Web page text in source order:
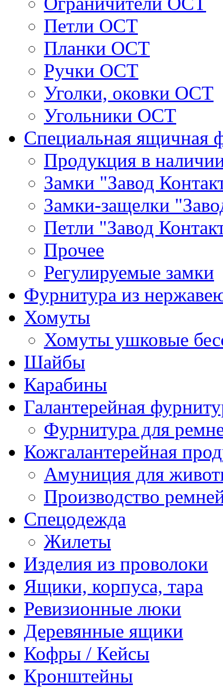
Петли ОСТ
Планки ОСТ
Ручки ОСТ
Уголки, оковки ОСТ
Угольники ОСТ
Специальная ящичная
Продукция в
Замки "Завод
Замки-защелки
Петли "Завод
Прочее
Регулируемые замки
Фурнитура из
Хомуты
Хомуты ушковые
Шайбы
Карабины
Галантерейная
Фурнитура для
Кожгалантерейная
Амуниция для
Производство
Спецодежда
Жилеты
Изделия из проволоки
Ящики, корпуса, тара
Ревизионные люки
Деревянные ящики
Кофры / Кейсы
Кронштейны